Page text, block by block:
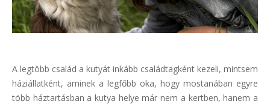
A legtöbb család a kutyát inkább családtagként kezeli, mintsem
háziállatként, aminek a legfőbb oka, hogy mostanában egyre
több háztartásban a kutya helye már nem a kertben, hanem a